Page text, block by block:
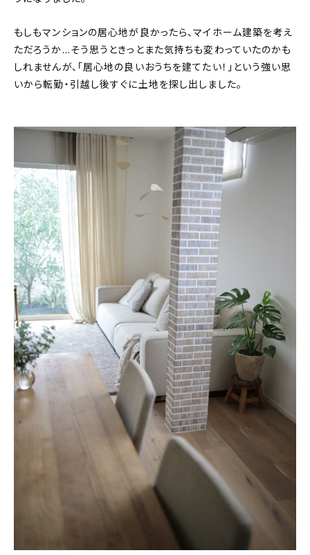
もしもマンションの居心地が良かったら、マイホーム建築を考え
ただろうか…そう思うときっとまた気持ちも変わっていたのかも
しれませんが、「居心地の良いおうちを建てたい！」という強い思
いから転勤・引越し後すぐに土地を探し出しました。